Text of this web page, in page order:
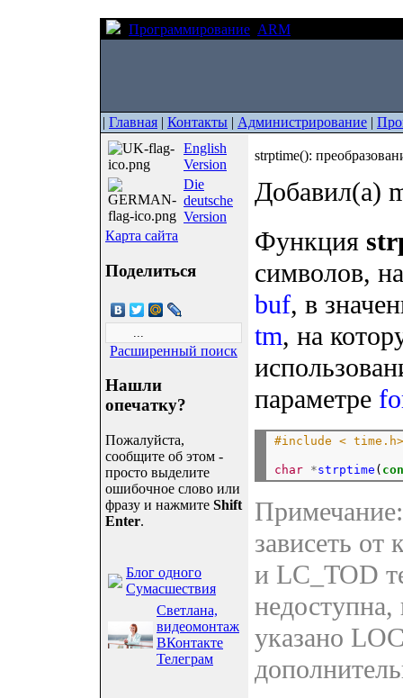
Программирование ARM
| Главная | Контакты | Администрирование |
English
Version
Die
deutsche
Version
Карта сайта
Поделиться
Расширенный поиск
Нашли
опечатку?
Пожалуйста,
сообщите об этом -
просто выделите
ошибочное слово или
фразу и нажмите Shift
Enter.
Блог одного
Сумасшествия
Светлана,
видеомонтаж
ВКонтакте
Телеграм
strptime():
Добавил(а)
Функция
символов,
buf, в
tm, на
параметре
#include <
char *strptime (
зависеть
и LC_TOD
недоступна,
указано